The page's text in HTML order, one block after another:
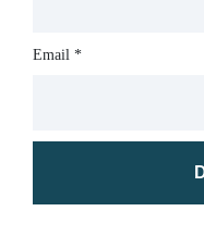
Email *